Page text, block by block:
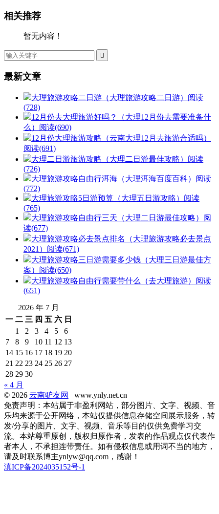
相关推荐
暂无内容！

最新文章
大理旅游攻略二日游（大理旅游攻略二日游） 阅读
(728)
12月份去大理旅游好吗？（大理12月份去需要准备什
么） 阅读(690)
12月份大理旅游攻略（云南大理12月去旅游合适吗）
阅读(691)
大理二日游旅游攻略（大理二日游最佳攻略） 阅读
(726)
大理旅游攻略自由行洱海（大理洱海百度百科） 阅读
(772)
大理旅游攻略5日游预算（大理五日游攻略） 阅读
(765)
大理旅游攻略自由行三天（大理二日游最佳攻略） 阅
读(677)
大理旅游攻略必去景点排名（大理旅游攻略必去景点
2021） 阅读(671)
大理旅游攻略三日游需要多少钱（大理三日游最佳方
案） 阅读(650)
大理旅游攻略自由行需要带什么（去大理旅游） 阅读
(651)
2026 年 7 月
一 二 三 四 五 六 日
1
2 3 4 5
6
7
8 9 10 11 12 13
14 15 16 17 18 19 20
21 22 23 24 25 26 27
28 29 30
« 4 月
© 2026 云南驴友网
www.ynly.net.cn
免责声明：本站属于非盈利网站，部分图片、文字、视频、音
乐均来源于公开网络，本站仅提供信息存储空间展示服务，转
发/分享的图片、文字、视频、音乐等目的仅供免费学习交
流。本站尊重原创，版权归原作者，发表的作品观点仅代表作
者本人，不承担连带责任。如有侵权信息或用词不当的地方，
请及时联系博主ynlyw@qq.com，感谢！
滇ICP备2024035152号-1